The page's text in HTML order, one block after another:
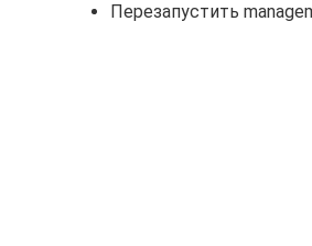
Перезапустить